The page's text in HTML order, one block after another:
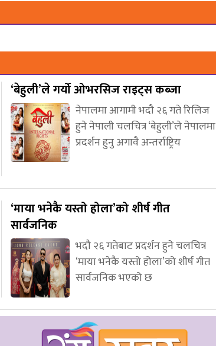
‘बेहुली’ले गर्यो ओभरसिज राइट्स कब्जा
नेपालमा आगामी भदौ २६ गते रिलिज
हुने नेपाली चलचित्र ‘बेहुली’ले नेपालमा
प्रदर्शन हुनु अगावै अन्तर्राष्ट्रिय
‘माया भनेकै यस्तो होला’को शीर्ष गीत
सार्वजनिक
भदौ २६ गतेबाट प्रदर्शन हुने चलचित्र
‘माया भनेकै यस्तो होला’को शीर्ष गीत
सार्वजनिक भएको छ